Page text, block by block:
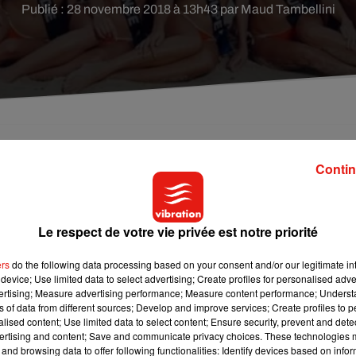
Publié : 28 novembre 2018 à 13h43 par Maud Tambellini
France, le jury sera entièrement féminin. Si
désormais toutes les membres.
au soir en direct sur TF1. Et cette année ; une première.
sur les 30 candidates. Line Renaud est la présidente
Thilleman mais aussi l’humoriste Claudia Tagbo, l’actrice
Garcia, joueuse de tennis française ainsi que la
Le respect de votre vie privée est notre priorité
do the following data processing based on your consent and/or our legitimate
Use limited data to select advertising; Create profiles for personalised
Measure advertising performance; Measure content performance;
of data from different sources; Develop and improve services; Create profiles to
content; Use limited data to select content; Ensure security, prevent and
and content; Save and communicate privacy choices. These technologies
browsing data to offer following functionalities: Identify devices based on